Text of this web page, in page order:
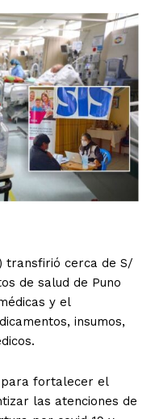
transfirió cerca de S/
de salud de Puno
y el
insumos,
fortalecer el
las atenciones de